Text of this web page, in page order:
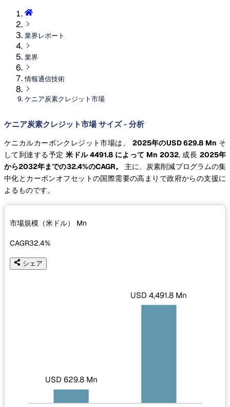
業界レポート
業界
情報通信技術
ケニア炭素クレジット市場
ケニア炭素クレジット市場 サイズ - 分析
ケニカルカーボンクレジット市場は、 2025年のUSD 629.8 Mn そ
して到達する予定米ドル 4491.8 によって Mn 2032, 成長 2025年
から2032年までの32.4%のCAGR。
主に、炭素削減プログラムの集
中化とカーボンオフセットの国際需要の高まりで政府からの支援に
よるものです。
市場規模（米ドル） Mn
CAGR32.4%
シェア
USD 629.8 Mn
USD 4,491.8 Mn